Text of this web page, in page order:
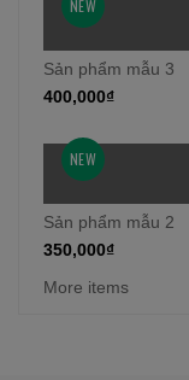
NEW
Sản phẩm mẫu 3
400,000₫
NEW
Sản phẩm mẫu 2
350,000₫
More items